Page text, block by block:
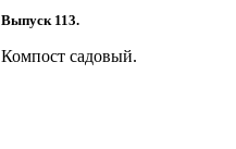
Выпуск 113.
Компост садовый.